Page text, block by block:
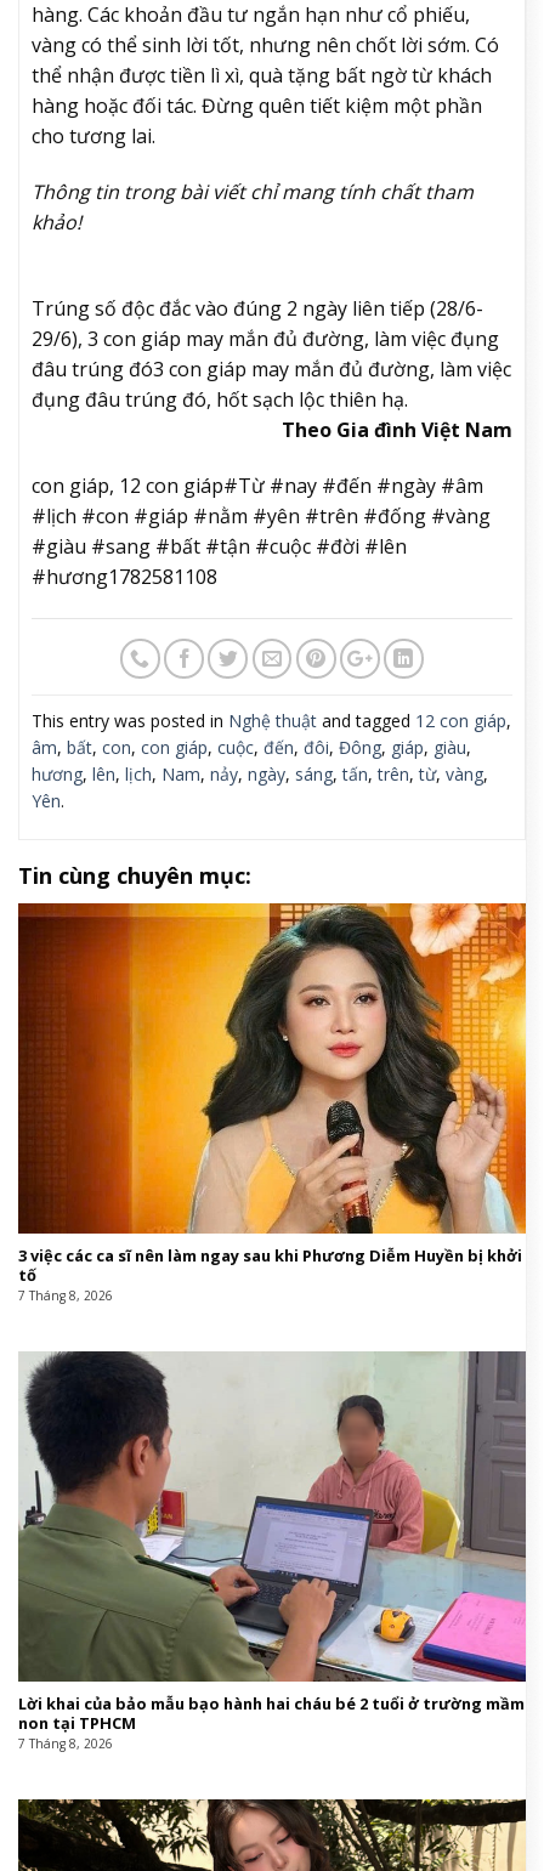
hàng. Các khoản đầu tư ngắn hạn như cổ phiếu,
vàng có thể sinh lời tốt, nhưng nên chốt lời sớm. Có
thể nhận được tiền lì xì, quà tặng bất ngờ từ khách
hàng hoặc đối tác. Đừng quên tiết kiệm một phần
cho tương lai.
Thông tin trong bài viết chỉ mang tính chất tham
khảo!
Trúng số độc đắc vào đúng 2 ngày liên tiếp (28/6-
29/6), 3 con giáp may mắn đủ đường, làm việc đụng
đâu trúng đó3 con giáp may mắn đủ đường, làm việc
đụng đâu trúng đó, hốt sạch lộc thiên hạ.
Theo Gia đình Việt Nam
con giáp, 12 con giáp#Từ #nay #đến #ngày #âm
#lịch #con #giáp #nằm #yên #trên #đống #vàng
#giàu #sang #bất #tận #cuộc #đời #lên
#hương1782581108
This entry was posted in Nghệ thuật and tagged 12 con giáp,
âm, bất, con, con giáp, cuộc, đến, đôi, Đông, giáp, giàu,
hương, lên, lịch, Nam, nảy, ngày, sáng,tấn,trên,từ, vàng,
Yên.
Tin cùng chuyên mục:
3 việc các ca sĩ nên làm ngay sau khi Phương Diễm Huyền bị khởi
tố
7 Tháng 8, 2026
Lời khai của bảo mẫu bạo hành hai cháu bé 2 tuổi ở trường mầm
non tại TPHCM
7 Tháng 8, 2026